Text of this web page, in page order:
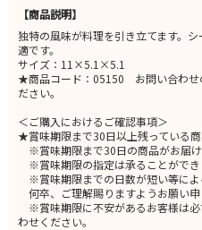
【商品説明】
独特の風味が料理を引き立てます。
適です。
サイズ：11×5.1×5.1
★商品コード：05150 お問い合わせ
ださい。
＜ご購入におけるご確認事項＞
★賞味期限まで30日以上残っている商
※賞味期限まで30日の商品がお届け
※賞味期限の指定は承ることができ
※賞味期限までの日数が短い等によ
何卒、ご理解賜りますようお願い申
※賞味期限に不安があるお客様は必
わせください。